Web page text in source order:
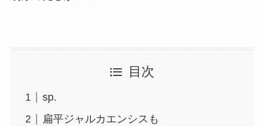
目次
sp.
扁平ジャルカエンシスも